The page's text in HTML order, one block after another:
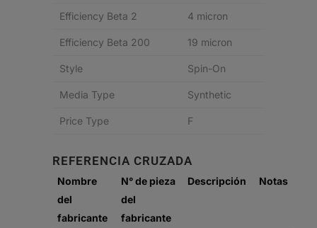
Efficiency Beta 2 4 micron
Efficiency Beta 200 19 micron
Style Spin-On
Media Type Synthetic
Price Type F
REFERENCIA CRUZADA
Nombre
del
fabricante
N° de pieza
del
fabricante
Descripción Notas